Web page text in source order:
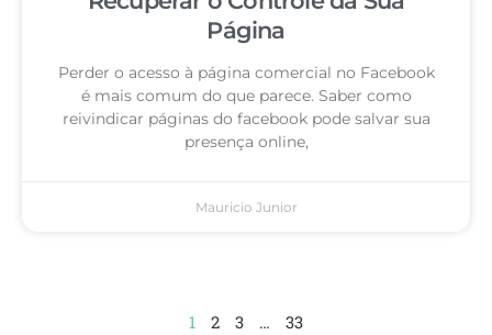
Página
Perder o acesso à página comercial no Facebook
é mais comum do que parece. Saber como
reivindicar páginas do facebook pode salvar sua
presença online,
Mauricio Junior
1 2 3 … 33